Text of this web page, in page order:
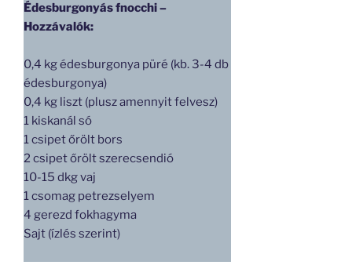
Édesburgonyás fnocchi –
Hozzávalók:
0,4 kg édesburgonya püré (kb. 3-4 db
édesburgonya)
0,4 kg liszt (plusz amennyit felvesz)
1 kiskanál só
1 csipet őrölt bors
2 csipet őrölt szerecsendió
10-15 dkg vaj
1 csomag petrezselyem
4 gerezd fokhagyma
Sajt (ízlés szerint)